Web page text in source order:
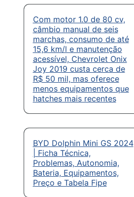
Com motor 1.0 de 80 cv,
câmbio manual de seis
marchas, consumo de até
15,6 km/l e manutenção
acessível, Chevrolet Onix
Joy 2019 custa cerca de
R$ 50 mil, mas oferece
menos equipamentos que
hatches mais recentes
BYD Dolphin Mini GS 2024
| Ficha Técnica,
Problemas, Autonomia,
Bateria, Equipamentos,
Preço e Tabela Fipe